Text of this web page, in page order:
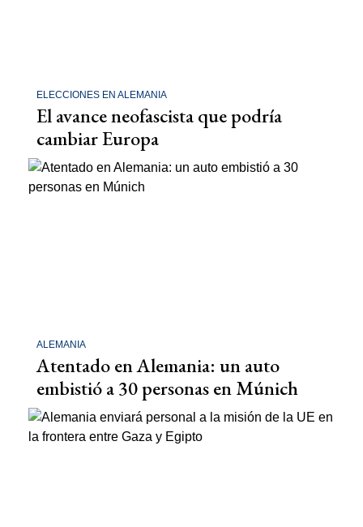
ELECCIONES EN ALEMANIA
El avance neofascista que podría
cambiar Europa
ALEMANIA
Atentado en Alemania: un auto
embistió a 30 personas en Múnich